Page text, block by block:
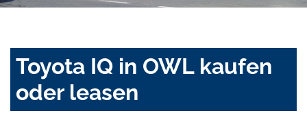
Toyota IQ in OWL kaufen
oder leasen